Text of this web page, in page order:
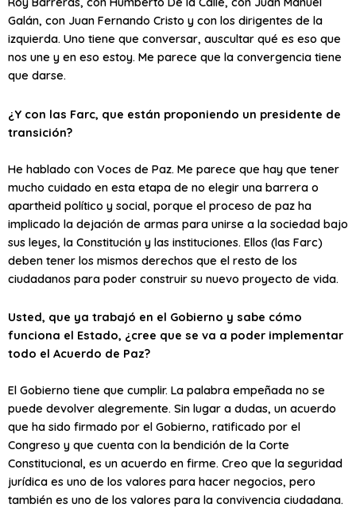
Galán, con Juan Fernando Cristo y con los dirigentes de la
izquierda. Uno tiene que conversar, auscultar qué es eso que
nos une y en eso estoy. Me parece que la convergencia tiene
que darse.
¿Y con las Farc, que están proponiendo un presidente de
transición?
He hablado con Voces de Paz. Me parece que hay que tener
mucho cuidado en esta etapa de no elegir una barrera o
apartheid político y social, porque el proceso de paz ha
implicado la dejación de armas para unirse a la sociedad bajo
sus leyes, la Constitución y las instituciones. Ellos (las Farc)
deben tener los mismos derechos que el resto de los
ciudadanos para poder construir su nuevo proyecto de vida.
Usted, que ya trabajó en el Gobierno y sabe cómo
funciona el Estado, ¿cree que se va a poder implementar
todo el Acuerdo de Paz?
El Gobierno tiene que cumplir. La palabra empeñada no se
puede devolver alegremente. Sin lugar a dudas, un acuerdo
que ha sido firmado por el Gobierno, ratificado por el
Congreso y que cuenta con la bendición de la Corte
Constitucional, es un acuerdo en firme. Creo que la seguridad
jurídica es uno de los valores para hacer negocios, pero
también es uno de los valores para la convivencia ciudadana.